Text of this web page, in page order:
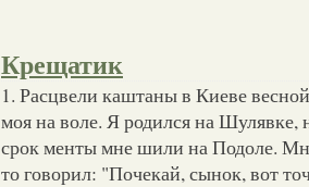
Крещатик
1. Расцвели каштаны в Киеве
моя на воле. Я родился на
срок менты мне шили на Подоле.
то говорил: "Почекай, сынок, вот